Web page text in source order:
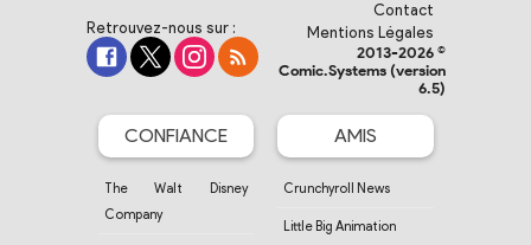
Retrouvez-nous sur :
Contact
Mentions Légales
2013-2026 ©
Comic.Systems (version
6.5)
CONFIANCE
The Walt Disney
Company
AMIS
Crunchyroll News
Little Big Animation